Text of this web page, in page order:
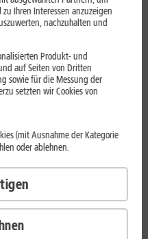
Ihren Interessen anzuzeigen
nachzuhalten und
Produkt- und
auf Seiten von Dritten
sowie für die Messung der
setzten wir Cookies von
(mit Ausnahme der Kategorie
oder ablehnen.